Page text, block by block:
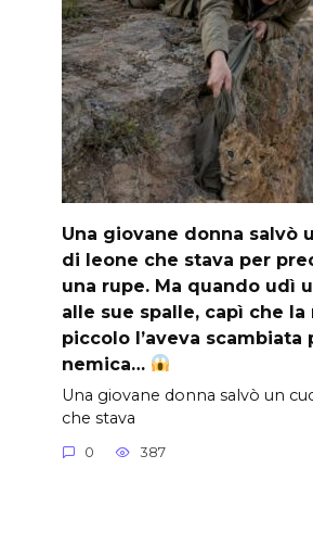
Una giovane donna salvò
di leone che stava per
una rupe. Ma quando udì
alle sue spalle, capì che
piccolo l’aveva scambiata
nemica…
Una giovane donna salvò un
che stava
0 387